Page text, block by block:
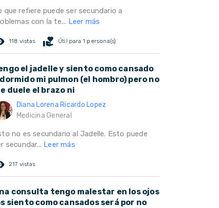
que refiere puede ser secundario a
con la te... Leer más
118 vistas volunteer_activism Útil para 1 persona(s)
el jadelle y siento como cansado
mi pulmon (el hombro) pero no
duele el brazo ni
Diana Lorena Ricardo Lopez
Medicina General
no es secundario al Jadelle. Esto puede
secundar... Leer más
217 vistas
consulta tengo malestar en los ojos
siento como cansados será por no